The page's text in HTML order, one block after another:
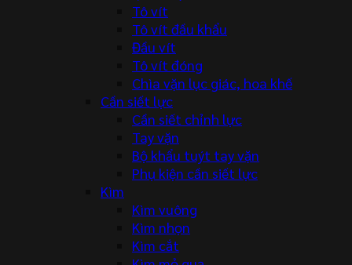
Tô vít
Tô vít đầu khẩu
Đầu vít
Tô vít đóng
Chìa vặn lục giác, hoa khế
Cần siết lực
Cần siết chỉnh lực
Tay vặn
Bộ khẩu tuýt tay vặn
Phụ kiện cần siết lực
Kìm
Kìm vuông
Kìm nhọn
Kìm cắt